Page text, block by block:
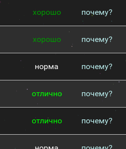
хорошо почему?
хорошо почему?
норма почему?
отлично почему?
отлично почему?